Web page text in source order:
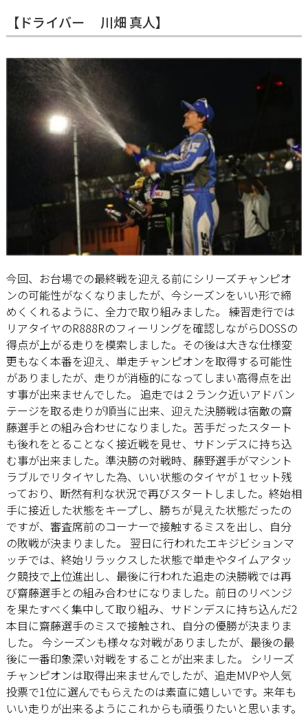
【ドライバー 川畑 真人】
今回、お台場での最終戦を迎える前にシリーズチャンピオ
ンの可能性がなくなりましたが、今シーズンをいい形で締
めくくれるように、全力で取り組みました。 練習走行では
リアタイヤのR888Rのフィーリングを確認しながらDOSSの
得点が上がる走りを模索しました。その後は大きな仕様変
更もなく本番を迎え、単走チャンピオンを取得する可能性
がありましたが、走りが消極的になってしまい高得点を出
す事が出来ませんでした。 追走では２ランク近いアドバン
テージを取る走りが順当に出来、迎えた決勝戦は宿敵の齋
藤選手との組み合わせになりました。苦手だったスタート
も後れをとることなく接近戦を見せ、サドンデスに持ち込
む事が出来ました。準決勝の対戦時、藤野選手がマシント
ラブルでリタイヤした為、いい状態のタイヤが１セット残
っており、断然有利な状況で再びスタートしました。終始相
手に接近した状態をキープし、勝ちが見えた状態だったの
ですが、審査席前のコーナーで接触するミスを出し、自分
の敗戦が決まりました。 翌日に行われたエキジビションマ
ッチでは、終始リラックスした状態で単走やタイムアタッ
ク競技で上位進出し、最後に行われた追走の決勝戦では再
び齋藤選手との組み合わせになりました。前日のリベンジ
を果たすべく集中して取り組み、サドンデスに持ち込んだ2
本目に齋藤選手のミスで接触され、自分の優勝が決まりま
した。 今シーズンも様々な対戦がありましたが、最後の最
後に一番印象深い対戦をすることが出来ました。 シリーズ
チャンピオンは取得出来ませんでしたが、追走MVPや人気
投票で1位に選んでもらえたのは素直に嬉しいです。来年も
いい走りが出来るようにこれからも頑張りたいと思います。